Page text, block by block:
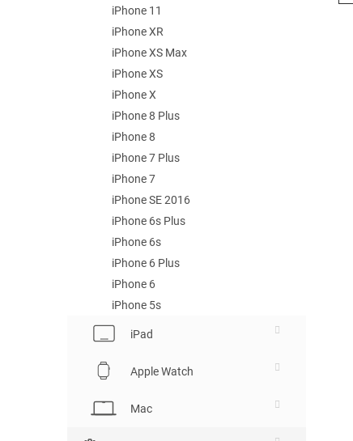
iPhone 11
iPhone XR
iPhone XS Max
iPhone XS
iPhone X
iPhone 8 Plus
iPhone 8
iPhone 7 Plus
iPhone 7
iPhone SE 2016
iPhone 6s Plus
iPhone 6s
iPhone 6 Plus
iPhone 6
iPhone 5s
iPad
Apple Watch
Mac